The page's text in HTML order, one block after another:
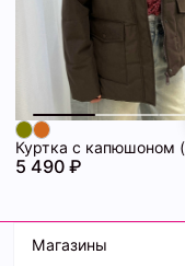
5 490 ₽
Магазины